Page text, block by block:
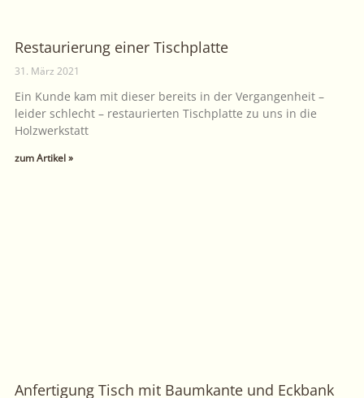
Restaurierung einer Tischplatte
31. März 2021
Ein Kunde kam mit dieser bereits in der Vergangenheit –
leider schlecht – restaurierten Tischplatte zu uns in die
Holzwerkstatt
zum Artikel »
Anfertigung Tisch mit Baumkante und Eckbank